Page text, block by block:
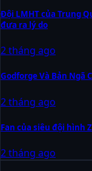
Đội LMHT của Trung
đưa ra lý do
2 tháng ago
Godforge Và Bản Ngã
2 tháng ago
Fan của siêu đội hình
2 tháng ago